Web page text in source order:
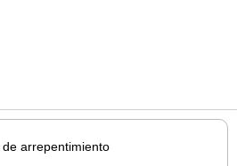
de arrepentimiento